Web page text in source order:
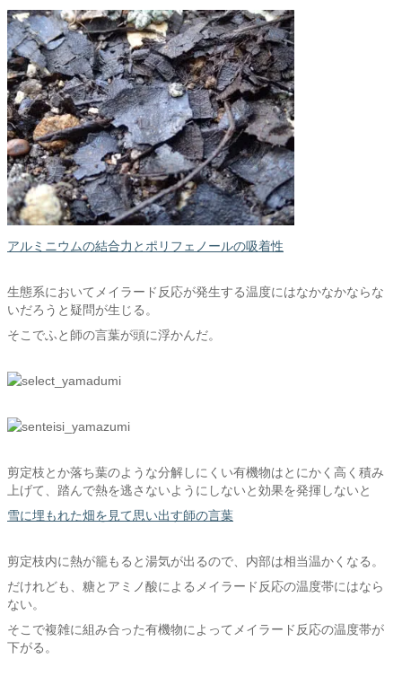
アルミニウムの結合力とポリフェノールの吸着性
生態系においてメイラード反応が発生する温度にはなかなかならな
いだろうと疑問が生じる。
そこでふと師の言葉が頭に浮かんだ。
剪定枝とか落ち葉のような分解しにくい有機物はとにかく高く積み
上げて、踏んで熱を逃さないようにしないと効果を発揮しないと
雪に埋もれた畑を見て思い出す師の言葉
剪定枝内に熱が籠もると湯気が出るので、内部は相当温かくなる。
だけれども、糖とアミノ酸によるメイラード反応の温度帯にはなら
ない。
そこで複雑に組み合った有機物によってメイラード反応の温度帯が
下がる。